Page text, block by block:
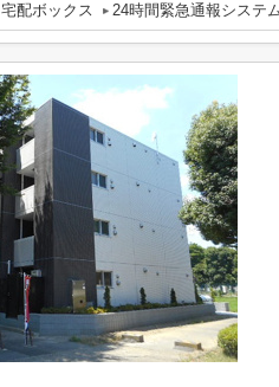
宅配ボックス
24時間緊急通報システ